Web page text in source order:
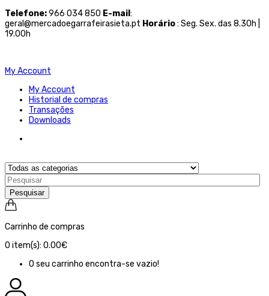
Telefone:966 034 850 E-mail :
geral@mercadoegarrafeirasieta.pt Horário: Seg. Sex. das 8.30h |
19.00h
My Account
My Account
Historial de compras
Transações
Downloads
Pesquisar
Carrinho de compras
0 item(s): 0.00€
O seu carrinho encontra-se vazio!